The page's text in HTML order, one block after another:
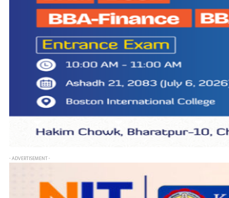
- ADVERTISEMENT -